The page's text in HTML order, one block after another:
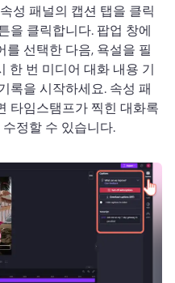
속성 패널의 캡션 탭을 클릭
을 클릭합니다. 팝업 창에
선택한 다음, 욕설을 필
한 번 미디어 대화 내용 기
록을 시작하세요. 속성 패
타임스탬프가 찍힌 대화록
정할 수 있습니다.